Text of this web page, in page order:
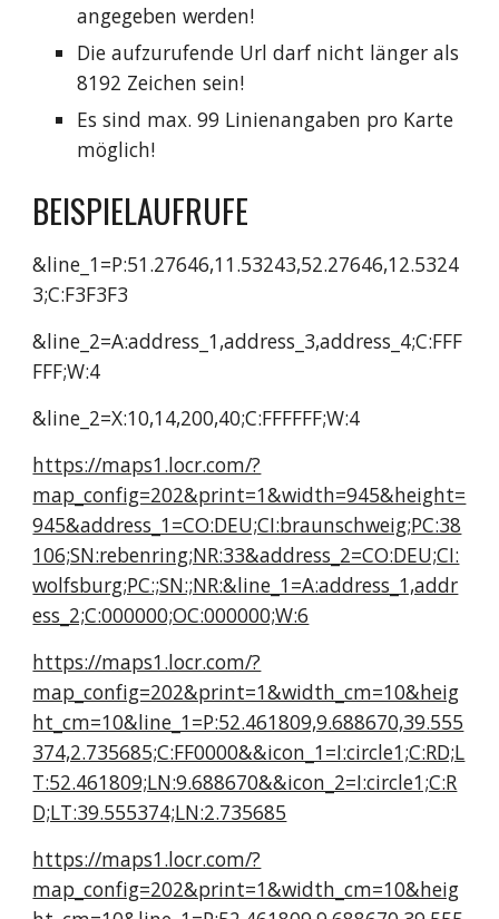
angegeben werden!
Die aufzurufende Url darf nicht länger als
8192 Zeichen sein!
Es sind max. 99 Linienangaben pro Karte
möglich!
BEISPIELAUFRUFE
&line_1=P:51.27646,11.53243,52.27646,12.5324
3;C:F3F3F3
&line_2=A:address_1,address_3,address_4;C:FFF
FFF;W:4
&line_2=X:10,14,200,40;C:FFFFFF;W:4
https://maps1.locr.com/?
map_config=202&print=1&width=945&height=
945&address_1=CO:DEU;CI:braunschweig;PC:38
106;SN:rebenring;NR:33&address_2=CO:DEU;CI:
wolfsburg;PC:;SN:;NR:&line_1=A:address_1,addr
ess_2;C:000000;OC:000000;W:6
https://maps1.locr.com/?
map_config=202&print=1&width_cm=10&heig
ht_cm=10&line_1=P:52.461809,9.688670,39.555
374,2.735685;C:FF0000&&icon_1=I:circle1;C:RD;L
T:52.461809;LN:9.688670&&icon_2=I:circle1;C:R
D;LT:39.555374;LN:2.735685
https://maps1.locr.com/?
map_config=202&print=1&width_cm=10&heig